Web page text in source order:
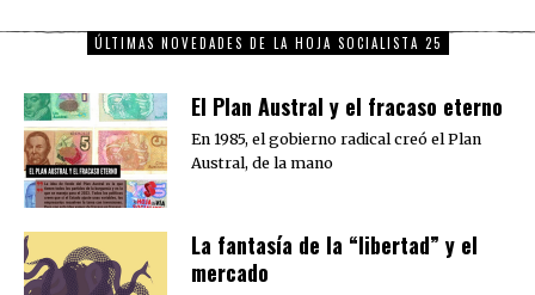
ÚLTIMAS NOVEDADES DE LA HOJA SOCIALISTA 25
El Plan Austral y el fracaso eterno
En 1985, el gobierno radical creó el Plan
Austral, de la mano
La fantasía de la “libertad” y el
mercado